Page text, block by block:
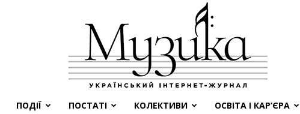
ПОДІЇ ПОСТАТІ КОЛЕКТИВИ ОСВІТА І КАР’ЄРА